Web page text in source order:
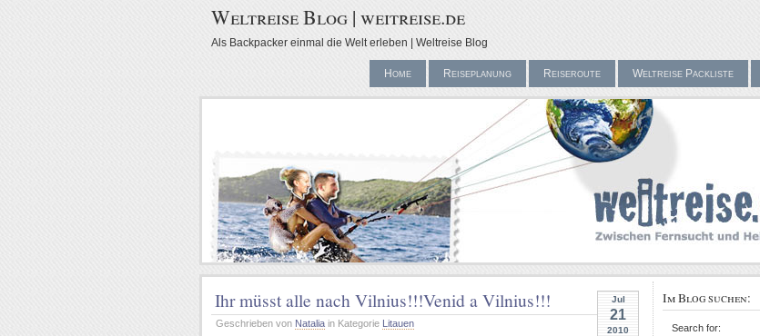
Weltreise Blog | weitreise.de
Als Backpacker einmal die Welt erleben | Weltreise Blog
Home Reiseplanung Reiseroute Weltreise Packliste
Jul
21
2010
Ihr müsst alle nach Vilnius!!!Venid a Vilnius!!!
Geschrieben von Natalia in Kategorie Litauen
Im Blog suchen:
Search for: